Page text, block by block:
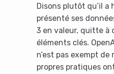
Disons plutôt qu’il a
présenté ses
3 en valeur, quitte à
éléments clés.
n’est pas exempt de
propres pratiques